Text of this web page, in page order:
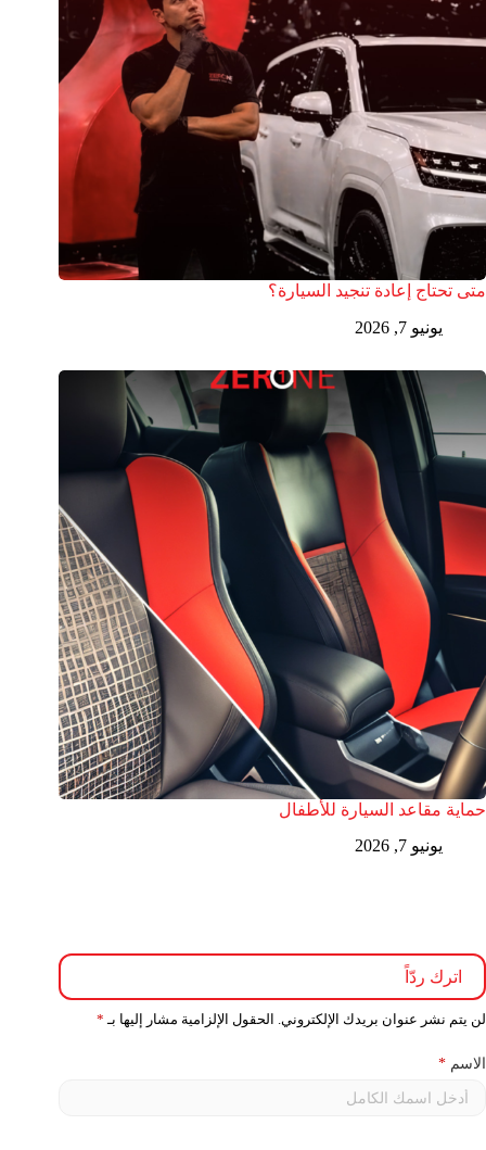
متى تحتاج إعادة تنجيد السيارة؟
يونيو 7, 2026
حماية مقاعد السيارة للأطفال
يونيو 7, 2026
اترك ردّاً
لن يتم نشر عنوان بريدك الإلكتروني. الحقول الإلزامية مشار إليها بـ *
الاسم *